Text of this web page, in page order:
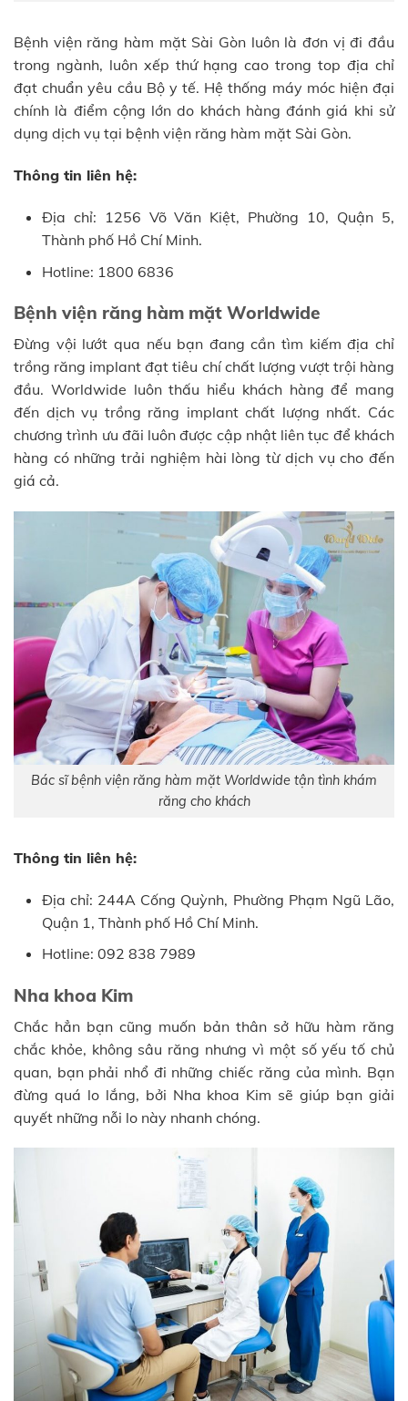
Bệnh viện răng hàm mặt Sài Gòn luôn là đơn vị đi đầu
trong ngành, luôn xếp thứ hạng cao trong top địa chỉ
đạt chuẩn yêu cầu Bộ y tế. Hệ thống máy móc hiện đại
chính là điểm cộng lớn do khách hàng đánh giá khi sử
dụng dịch vụ tại bệnh viện răng hàm mặt Sài Gòn.
Thông tin liên hệ:
Địa chỉ: 1256 Võ Văn Kiệt, Phường 10, Quận 5,
Thành phố Hồ Chí Minh.
Hotline: 1800 6836
Bệnh viện răng hàm mặt Worldwide
Đừng vội lướt qua nếu bạn đang cần tìm kiếm địa chỉ
trồng răng implant đạt tiêu chí chất lượng vượt trội hàng
đầu. Worldwide luôn thấu hiểu khách hàng để mang
đến dịch vụ trồng răng implant chất lượng nhất. Các
chương trình ưu đãi luôn được cập nhật liên tục để khách
hàng có những trải nghiệm hài lòng từ dịch vụ cho đến
giá cả.
Bác sĩ bệnh viện răng hàm mặt Worldwide tận tình khám
răng cho khách
Thông tin liên hệ:
Địa chỉ: 244A Cống Quỳnh, Phường Phạm Ngũ Lão,
Quận 1, Thành phố Hồ Chí Minh.
Hotline: 092 838 7989
Nha khoa Kim
Chắc hẳn bạn cũng muốn bản thân sở hữu hàm răng
chắc khỏe, không sâu răng nhưng vì một số yếu tố chủ
quan, bạn phải nhổ đi những chiếc răng của mình. Bạn
đừng quá lo lắng, bởi Nha khoa Kim sẽ giúp bạn giải
quyết những nỗi lo này nhanh chóng.